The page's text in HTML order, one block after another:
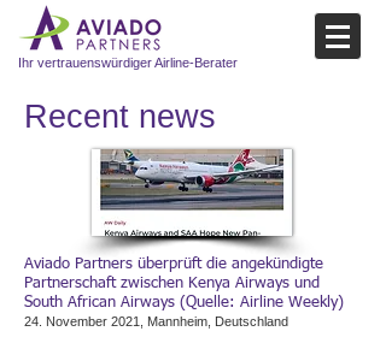
Ihr vertrauenswürdiger Airline-Berater
Recent news​
Aviado Partners überprüft die angekündigte
Partnerschaft zwischen Kenya Airways und
South African Airways (Quelle: Airline Weekly)
24. November 2021, Mannheim, Deutschland